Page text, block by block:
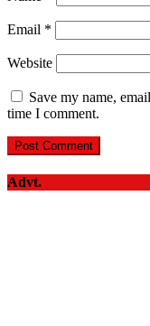
Email *
Website
Save my name,
time I comment.
Advt.